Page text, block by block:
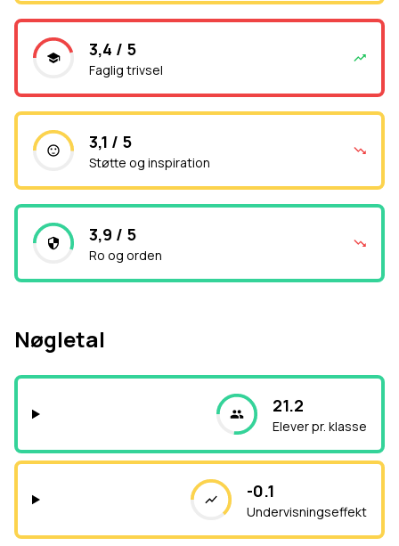
3,4 / 5
Faglig trivsel
3,1 / 5
Støtte og inspiration
3,9 / 5
Ro og orden
Nøgletal
21.2
Elever pr. klasse
-0.1
Undervisningseffekt